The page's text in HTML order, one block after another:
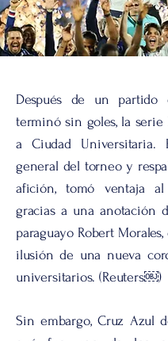
Después de un
terminó sin goles, la serie
a Ciudad Universitaria.
general del torneo y
afición, tomó ventaja
gracias a una anotación
paraguayo Robert Morales,
ilusión de una nueva
universitarios. (Reuters￼)
Sin embargo, Cruz Azul